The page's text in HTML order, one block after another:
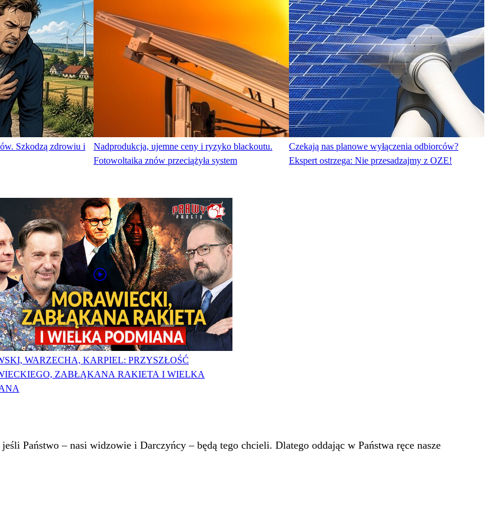
Szkodzą zdrowiu i
Nadprodukcja, ujemne ceny i ryzyko blackoutu.
Fotowoltaika znów przeciążyła system
Czekają nas planowe wyłączenia odbiorców?
Ekspert ostrzega: Nie przesadzajmy z OZE!
WARZECHA, KARPIEL: PRZYSZŁOŚĆ
ZABŁĄKANA RAKIETA I WIELKA
Państwo – nasi widzowie i Darczyńcy – będą tego chcieli. Dlatego oddając w Państwa ręce nasze